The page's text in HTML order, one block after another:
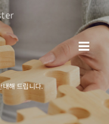
내해 드립니다.